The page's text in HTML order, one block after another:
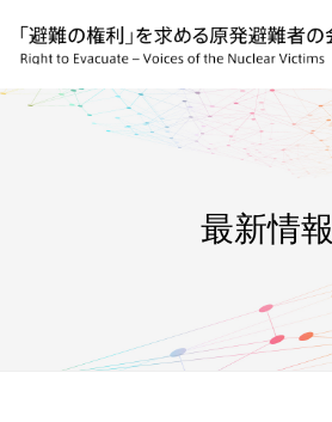
最新情報